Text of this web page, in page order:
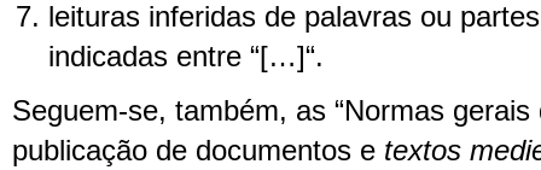
leituras inferidas de palavras ou
indicadas entre “[…]“.
Seguem-se, também, as “Normas
publicação de documentos e textos